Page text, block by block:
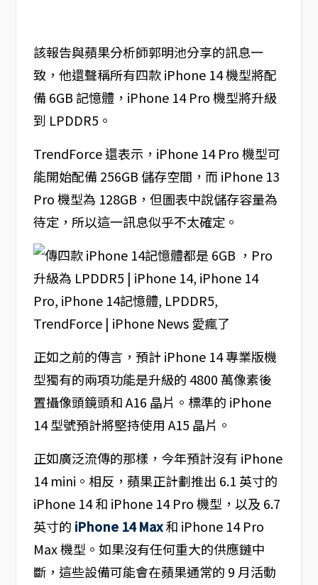
該報告與蘋果分析師郭明池分享的訊息一
致，他還聲稱所有四款 iPhone 14 機型將配
備 6GB 記憶體，iPhone 14 Pro 機型將升級
到 LPDDR5。
TrendForce 還表示，iPhone 14 Pro 機型可
能開始配備 256GB 儲存空間，而 iPhone 13
Pro 機型為 128GB，但圖表中說儲存容量為
待定，所以這一訊息似乎不太確定。
正如之前的傳言，預計 iPhone 14 專業版機
型獨有的兩項功能是升級的 4800 萬像素後
置攝像頭鏡頭和 A16 晶片。標準的 iPhone
14 型號預計將堅持使用 A15 晶片。
正如廣泛流傳的那樣，今年預計沒有 iPhone
14 mini。相反，蘋果正計劃推出 6.1 英寸的
iPhone 14 和 iPhone 14 Pro 機型，以及 6.7
英寸的 iPhone 14 Max和 iPhone 14 Pro
Max 機型。如果沒有任何重大的供應鏈中
斷，這些設備可能會在蘋果通常的 9 月活動